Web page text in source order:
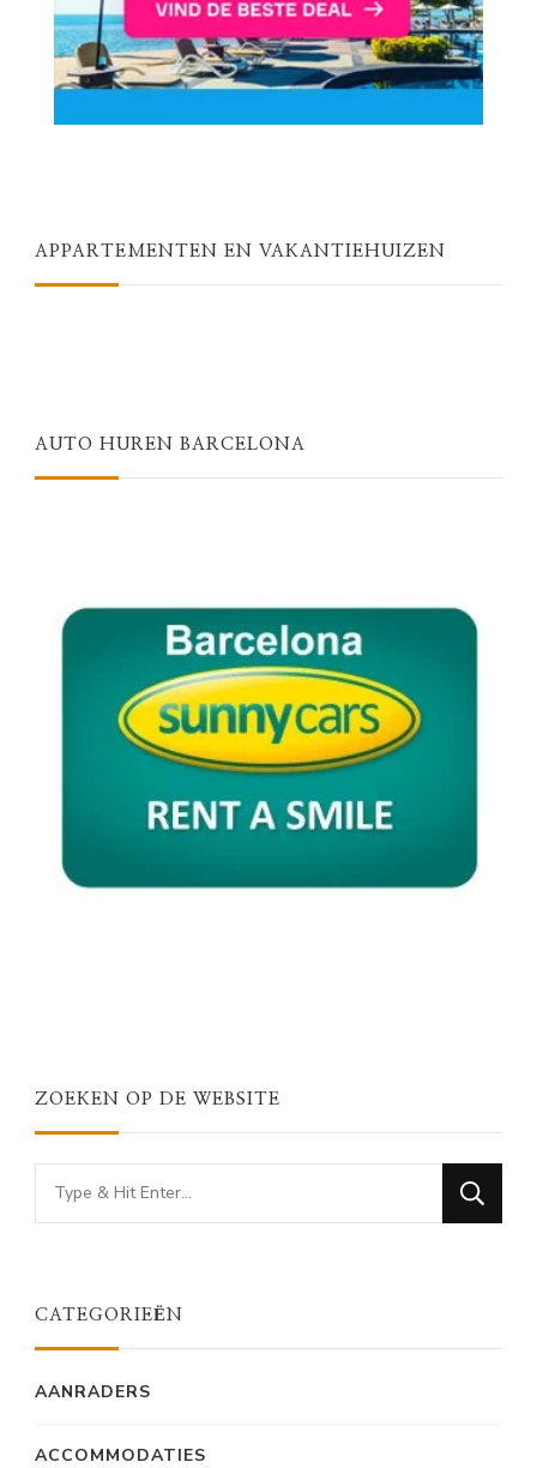
APPARTEMENTEN EN VAKANTIEHUIZEN
AUTO HUREN BARCELONA
ZOEKEN OP DE WEBSITE
Looking
for
CATEGORIEËN
AANRADERS
ACCOMMODATIES